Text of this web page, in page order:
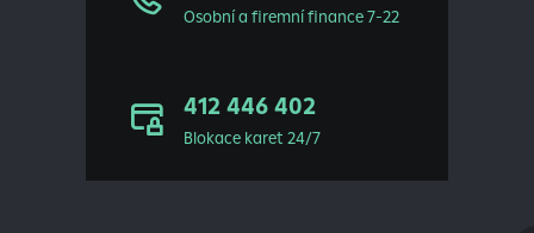
Osobní a firemní finance 7-22
412 446 402
Blokace karet 24/7